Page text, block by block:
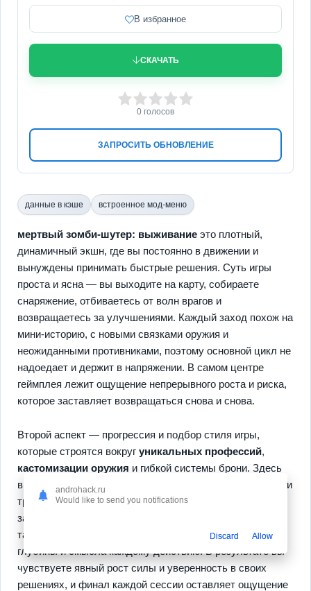
В избранное
СКАЧАТЬ
ЗАПРОСИТЬ ОБНОВЛЕНИЕ
3 4 5
0 голосов
данные в кэше встроенное мод-меню
мертвый зомби-шутер: выживание это плотный,
динамичный экшн, где вы постоянно в движении и
вынуждены принимать быстрые решения. Суть игры
проста и ясна — вы выходите на карту, собираете
снаряжение, отбиваетесь от волн врагов и
возвращаетесь за улучшениями. Каждый заход похож на
мини‑историю, с новыми связками оружия и
неожиданными противниками, поэтому основной цикл не
надоедает и держит в напряжении. В самом центре
геймплея лежит ощущение непрерывного роста и риска,
которое заставляет возвращаться снова и снова.
Второй аспект — прогрессия и подбор стиля игры,
которые строятся вокруг уникальных профессий,
кастомизации оружия и гибкой системы брони. Здесь
вы улучшаете навыки, собираете редкие модификации и
трансформируете своего персонажа под конкретные
задачи. Игра предлагает разные режимы боёв и
тактические варианты прохождения, что добавляет
глубины и смысла каждому действию. В результате вы
чувствуете явный рост силы и уверенность в своих
решениях, и финал каждой сессии оставляет ощущение
androhack.ru
Would like to send you notifications
Discard Allow